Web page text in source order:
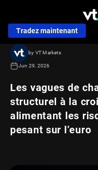
Tradez maintenant
Les vagues de
structurel à la
alimentant les
pesant sur l’euro
by VT Markets
Jun 29, 2026